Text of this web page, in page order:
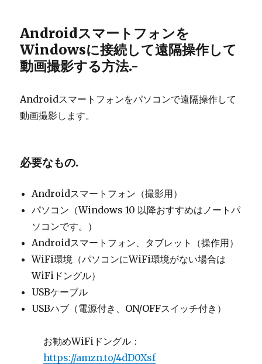
Androidスマートフォンを
Windowsに接続して遠隔操作して
動画撮影する方法.-
Androidスマートフォンをパソコンで遠隔操作して
動画撮影します。
必要なもの.
Androidスマートフォン（撮影用）
パソコン（Windows 10 以降おすすめはノートパ
ソコンです。）
Androidスマートフォン、タブレット（操作用）
WiFi環境（パソコンにWiFi環境がない場合は
WiFiドングル）
USBケーブル
USBハブ（電源付き、ON/OFFスイッチ付き）
お勧めWiFiドングル：
https://amzn.to/4dD0Xsf